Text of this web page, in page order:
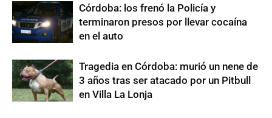
Córdoba: los frenó la Policía y
terminaron presos por llevar cocaína
en el auto
Tragedia en Córdoba: murió un nene de
3 años tras ser atacado por un Pitbull
en Villa La Lonja